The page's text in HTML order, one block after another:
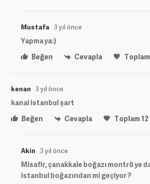
Mustafa 3 yıl önce
Yapma ya:)
Beğen
Cevapla Toplam
kenan 3 yıl önce
kanal istanbul şart
Beğen
Cevapla Toplam12
Akin 3 yıl önce
Misafir, çanakkale boğazı montrö ye
istanbul boğazından mi geçiyor ?